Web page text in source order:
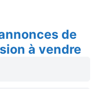
de
à vendre